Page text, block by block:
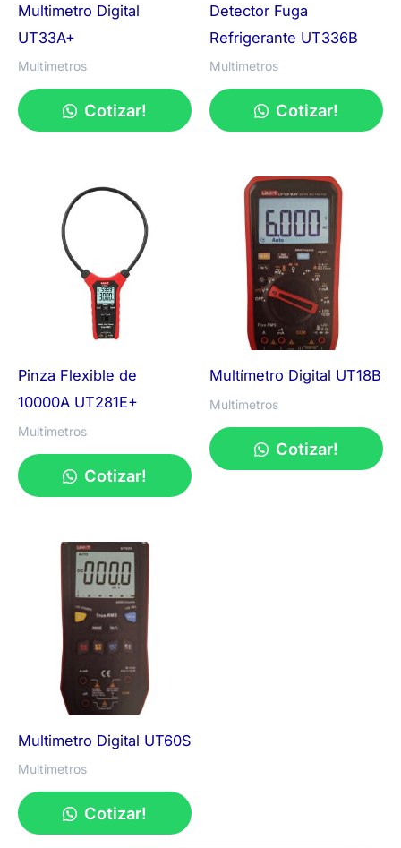
Multimetro Digital
UT33A+
Multimetros
Cotizar!
Detector Fuga
Refrigerante UT336B
Multimetros
Cotizar!
Pinza Flexible de
10000A UT281E+
Multimetros
Cotizar!
Multímetro Digital UT18B
Multimetros
Cotizar!
Multimetro Digital UT60S
Multimetros
Cotizar!